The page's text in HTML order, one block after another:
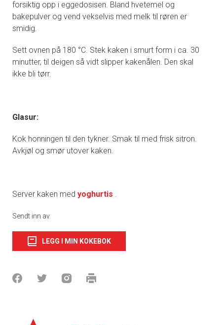
forsiktig opp i eggedosisen. Bland hvetemel og
bakepulver og vend vekselvis med melk til røren er
smidig.
Sett ovnen på 180 °C. Stek kaken i smurt form i ca. 30
minutter, til deigen så vidt slipper kakenålen. Den skal
ikke bli tørr.
Glasur:
Kok honningen til den tykner. Smak til med frisk sitron.
Avkjøl og smør utover kaken.
Server kaken med yoghurtis .
Sendt inn av
LEGG I MIN KOKEBOK